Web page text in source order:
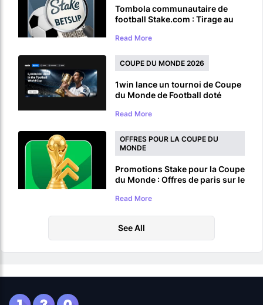
Tombola communautaire de
football Stake.com : Tirage au
la Coupe du monde
Read More
COUPE DU MONDE 2026
1win lance un tournoi de Coupe
du Monde de Football doté
USDT .
Read More
OFFRES POUR LA COUPE DU
MONDE
Promotions Stake pour la Coupe
du Monde : Offres de paris sur le
Monde 2026
Read More
See All